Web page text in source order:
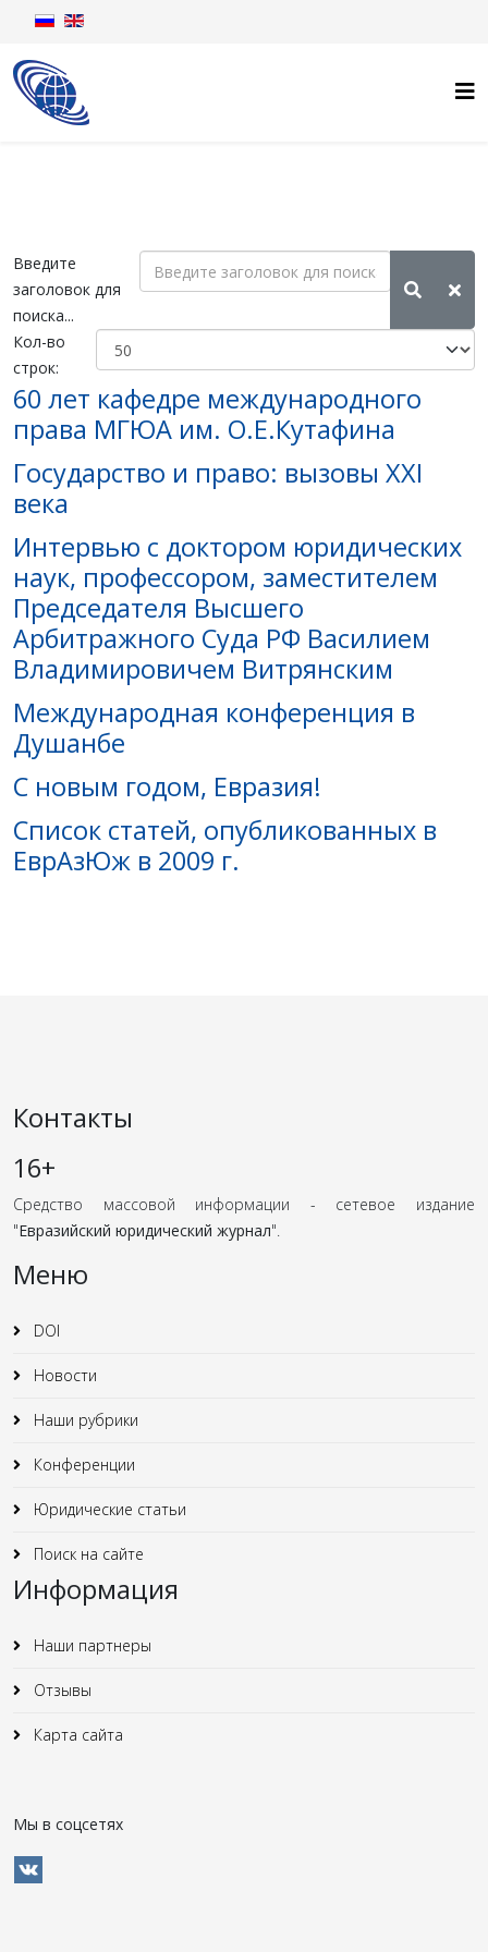
Введите
заголовок для
поиска...
Кол-во
строк:
60 лет кафедре международного
права МГЮА им. О.Е.Кутафина
Государство и право: вызовы XXI
века
Интервью с доктором юридических
наук, профессором, заместителем
Председателя Высшего
Арбитражного Суда РФ Василием
Владимировичем Витрянским
Международная конференция в
Душанбе
С новым годом, Евразия!
Список статей, опубликованных в
ЕврАзЮж в 2009 г.
Контакты
16+
Средство массовой информации - сетевое издание
"Евразийский юридический журнал".
Меню
DOI
Новости
Наши рубрики
Конференции
Юридические статьи
Поиск на сайте
Информация
Наши партнеры
Отзывы
Карта сайта
Мы в соцсетях